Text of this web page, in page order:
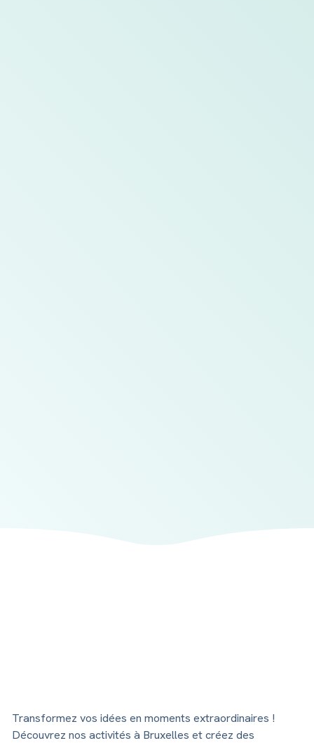
Transformez vos idées en moments extraordinaires !
Découvrez nos activités à Bruxelles et créez des